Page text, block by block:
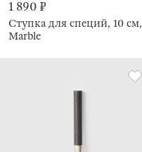
1 890 ₽
Ступка для специй, 10 см,
Marble